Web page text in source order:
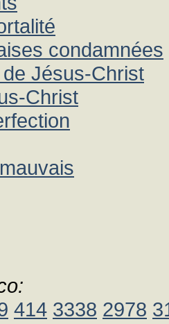
condamnées
Jésus-Christ
Christ
414 3338 2978